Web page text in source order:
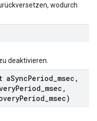
wodurch
deaktivieren.
aSyncPeriod msec ,
Period msec ,
Period msec)